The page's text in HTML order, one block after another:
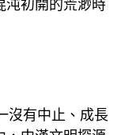
沌初開的荒渺時
沒有中止、成長